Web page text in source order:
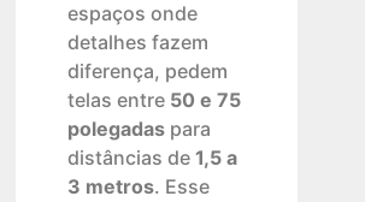
espaços onde
detalhes fazem
diferença, pedem
telas entre 50 e 75
polegadas para
distâncias de 1,5 a
3 metros. Esse